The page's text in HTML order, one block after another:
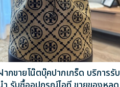
กขายโน๊ตบุ๊คปากเกร็ด บริการรับ